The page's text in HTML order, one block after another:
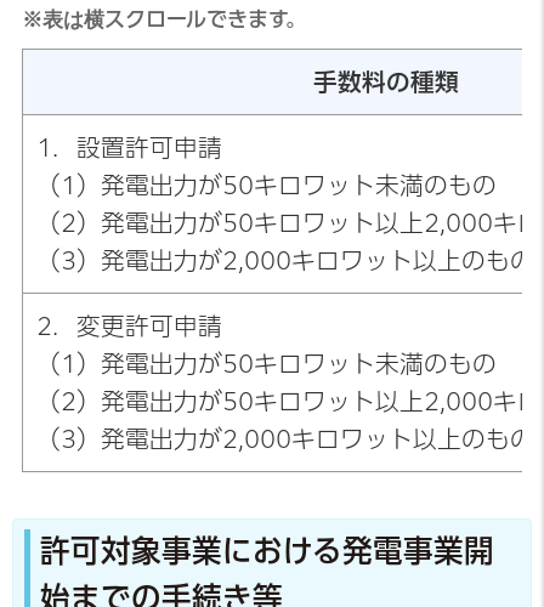
※表は横スクロールできます。
手数料の種類
1．設置許可申請
（1）発電出力が50キロワット未満のもの
（2）発電出力が50キロワット以上2,000キ
（3）発電出力が2,000キロワット以上のもの
2．変更許可申請
（1）発電出力が50キロワット未満のもの
（2）発電出力が50キロワット以上2,000キ
（3）発電出力が2,000キロワット以上のもの
許可対象事業における発電事業開
始までの手続き等